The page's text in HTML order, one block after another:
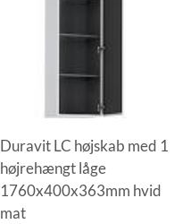
Duravit LC højskab med 1
højrehængt låge
1760x400x363mm hvid
mat